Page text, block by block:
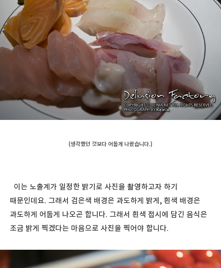
(생각했던 것보다 어둡게 나왔습니다.)
이는 노출계가 일정한 밝기로 사진을 촬영하고자 하기
때문인데요. 그래서 검은색 배경은 과도하게 밝게, 흰색 배경은
과도하게 어둡게 나오곤 합니다. 그래서 흰색 접시에 담긴 음식은
조금 밝게 찍겠다는 마음으로 사진을 찍어야 합니다.